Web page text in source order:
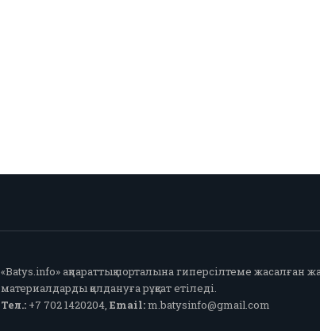
«Batys.info» ақпараттық порталына гиперсілтеме жасалған
материалдарды қолдануға рұқсат етіледі.
Тел.:+7 702 1420204, Email:m.batysinfo@gmail.com